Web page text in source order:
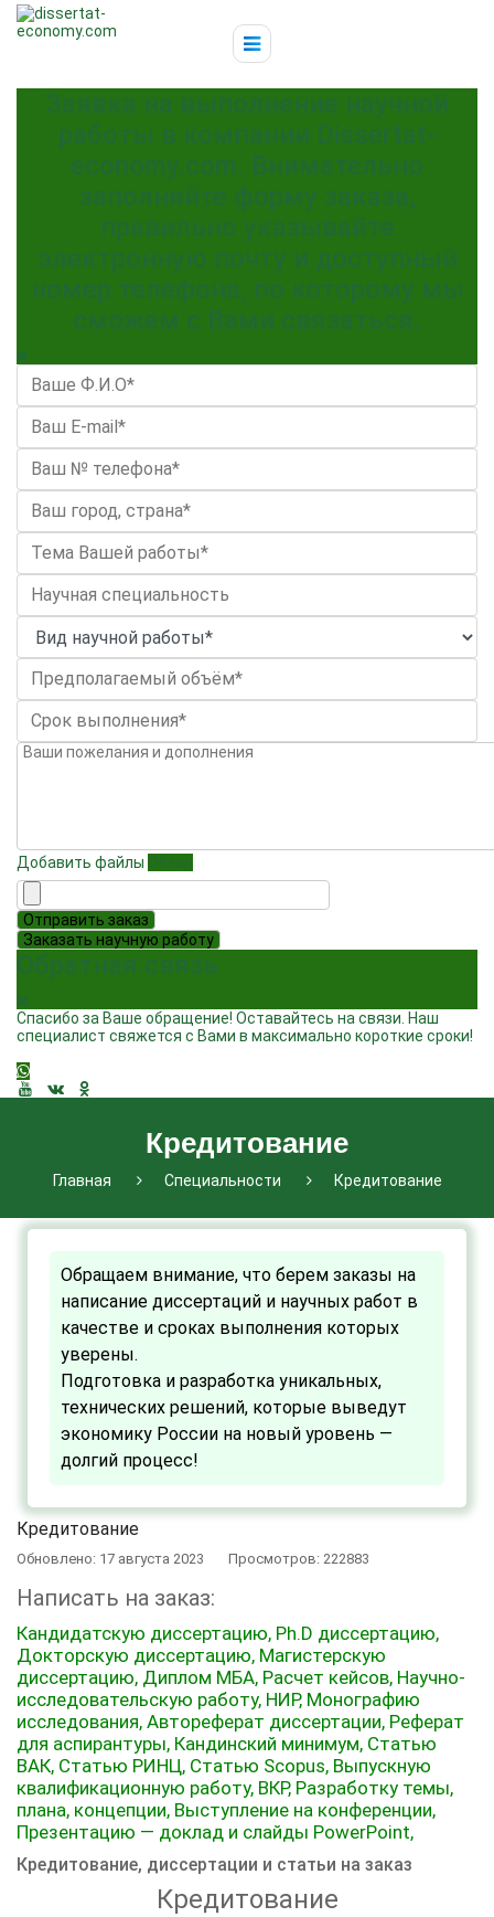
Заявка на выполнение научной
работы в компании Dissertat-
economy.com. Внимательно
заполняйте форму заказа,
правильно указывайте
электронную почту и доступный
номер телефона, по которому мы
сможем с Вами связаться.
Добавить файлы Обзор
Отправить заказ
Заказать научную работу
Обратная связь
Спасибо за Ваше обращение! Оставайтесь на связи. Наш
специалист свяжется с Вами в максимально короткие сроки!
Кредитование
Главная Специальности Кредитование
Обращаем внимание, что берем заказы на
написание диссертаций и научных работ в
качестве и сроках выполнения которых
уверены.
Подготовка и разработка уникальных,
технических решений, которые выведут
экономику России на новый уровень —
долгий процесс!
Кредитование
Обновлено: 17 августа 2023 Просмотров: 222883
Написать на заказ:
Кандидатскую диссертацию, Ph.D диссертацию,
Докторскую диссертацию, Магистерскую
диссертацию, Диплом МБА, Расчет кейсов, Научно-
исследовательскую работу, НИР, Монографию
исследования, Автореферат диссертации, Реферат
для аспирантуры, Кандинский минимум, Статью
ВАК, Статью РИНЦ, Статью Scopus, Выпускную
квалификационную работу, ВКР, Разработку темы,
плана, концепции, Выступление на конференции,
Презентацию — доклад и слайды PowerPoint,
Кредитование, диссертации и статьи на заказ
Кредитование